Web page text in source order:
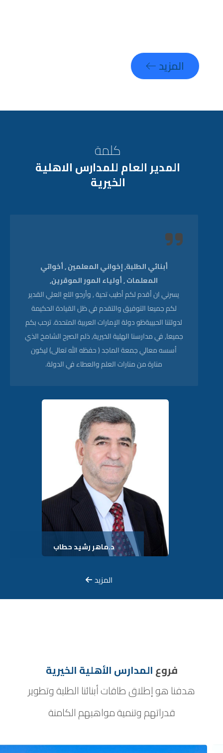
المزيد
كلمة
المدير العام للمدارس الاهلية
الخيرية
أبنائي الطلبة, إخواني المعلمين , أخواتي
المعلمات , أولياء المور الموقرين,
يسرني ان أقدم لكم أطيب تحية , وأرجو اللع العلي القدير
لكم جميعا التوفيق والتقدم في ظل القيادة الحكيمة
لدولتنا الحبيبةظو دولة الإمارات العربية المتحدة. ترحب بكم
جميعا, في مدارسنا الهلية الخيرية, ذلم الصرح الشامخ الذي
أسسه معالي جمعة الماجد ( حفظه الله تعالى) ليكون
منارة من منارات العلم والعطاء في الدولة.
د.ماهر رشيد حطاب
المزيد
فروعالمدارس الأهلية الخيرية
هدفنا هو إطلاق طاقات أبنائنا الطلبة وتطوير
قدراتهم وتنمية مواهبهم الكامنة